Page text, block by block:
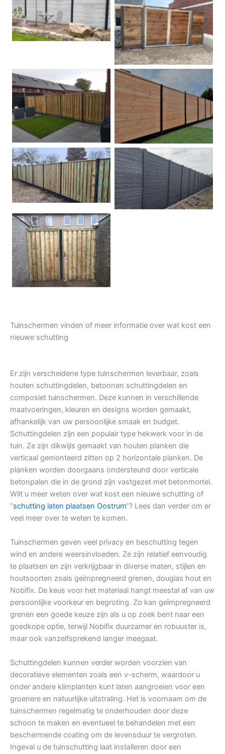
Betonschutting
Dubbele poort
Betonpalen schutting Douglas
Hout beton schuttingen Rots motief antraciet
Tuindeur grenen
Tuinschermen vinden of meer informatie over wat kost een
nieuwe schutting
Er zijn verscheidene type tuinschermen leverbaar, zoals
houten schuttingdelen, betonnen schuttingdelen en
composiet tuinschermen. Deze kunnen in verschillende
maatvoeringen, kleuren en designs worden gemaakt,
afhankelijk van uw persoonlijke smaak en budget.
Schuttingdelen zijn een populair type hekwerk voor in de
tuin. Ze zijn dikwijls gemaakt van houten planken die
verticaal gemonteerd zitten op 2 horizontale planken. De
planken worden doorgaans ondersteund door verticale
betonpalen die in de grond zijn vastgezet met betonmortel.
Wilt u meer weten over wat kost een nieuwe schutting of
“schutting laten plaatsen Oostrum“? Lees dan verder om er
veel meer over te weten te komen.
Tuinschermen geven veel privacy en beschutting tegen
wind en andere weersinvloeden. Ze zijn relatief eenvoudig
te plaatsen en zijn verkrijgbaar in diverse maten, stijlen en
houtsoorten zoals geïmpregneerd grenen, douglas hout en
Nobifix. De keus voor het materiaal hangt meestal af van uw
persoonlijke voorkeur en begroting. Zo kan geïmpregneerd
grenen een goede keuze zijn als u op zoek bent naar een
goedkope optie, terwijl Nobifix duurzamer en robuuster is,
maar ook vanzelfsprekend langer meegaat.
Schuttingdelen kunnen verder worden voorzien van
decoratieve elementen zoals een v-scherm, waardoor u
onder andere klimplanten kunt laten aangroeien voor een
groenere en natuurlijke uitstraling. Het is voornaam om de
tuinschermen regelmatig te onderhouden door deze
schoon te maken en eventueel te behandelen met een
beschermende coating om de levensduur te vergroten.
Ingeval u de tuinschutting laat installeren door een